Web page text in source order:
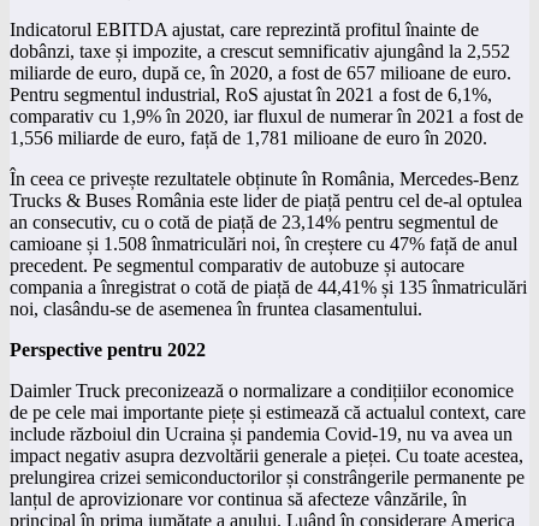
Indicatorul EBITDA ajustat, care reprezintă profitul înainte de
dobânzi, taxe și impozite, a crescut semnificativ ajungând la 2,552
miliarde de euro, după ce, în 2020, a fost de 657 milioane de euro.
Pentru segmentul industrial, RoS ajustat în 2021 a fost de 6,1%,
comparativ cu 1,9% în 2020, iar fluxul de numerar în 2021 a fost de
1,556 miliarde de euro, față de 1,781 milioane de euro în 2020.
În ceea ce privește rezultatele obținute în România, Mercedes-Benz
Trucks & Buses România este lider de piață pentru cel de-al optulea
an consecutiv, cu o cotă de piață de 23,14% pentru segmentul de
camioane și 1.508 înmatriculări noi, în creștere cu 47% față de anul
precedent. Pe segmentul comparativ de autobuze și autocare
compania a înregistrat o cotă de piață de 44,41% și 135 înmatriculări
noi, clasându-se de asemenea în fruntea clasamentului.
Perspective pentru 2022
Daimler Truck preconizează o normalizare a condițiilor economice
de pe cele mai importante piețe și estimează că actualul context, care
include războiul din Ucraina și pandemia Covid-19, nu va avea un
impact negativ asupra dezvoltării generale a pieței. Cu toate acestea,
prelungirea crizei semiconductorilor și constrângerile permanente pe
lanțul de aprovizionare vor continua să afecteze vânzările, în
principal în prima jumătate a anului. Luând în considerare America